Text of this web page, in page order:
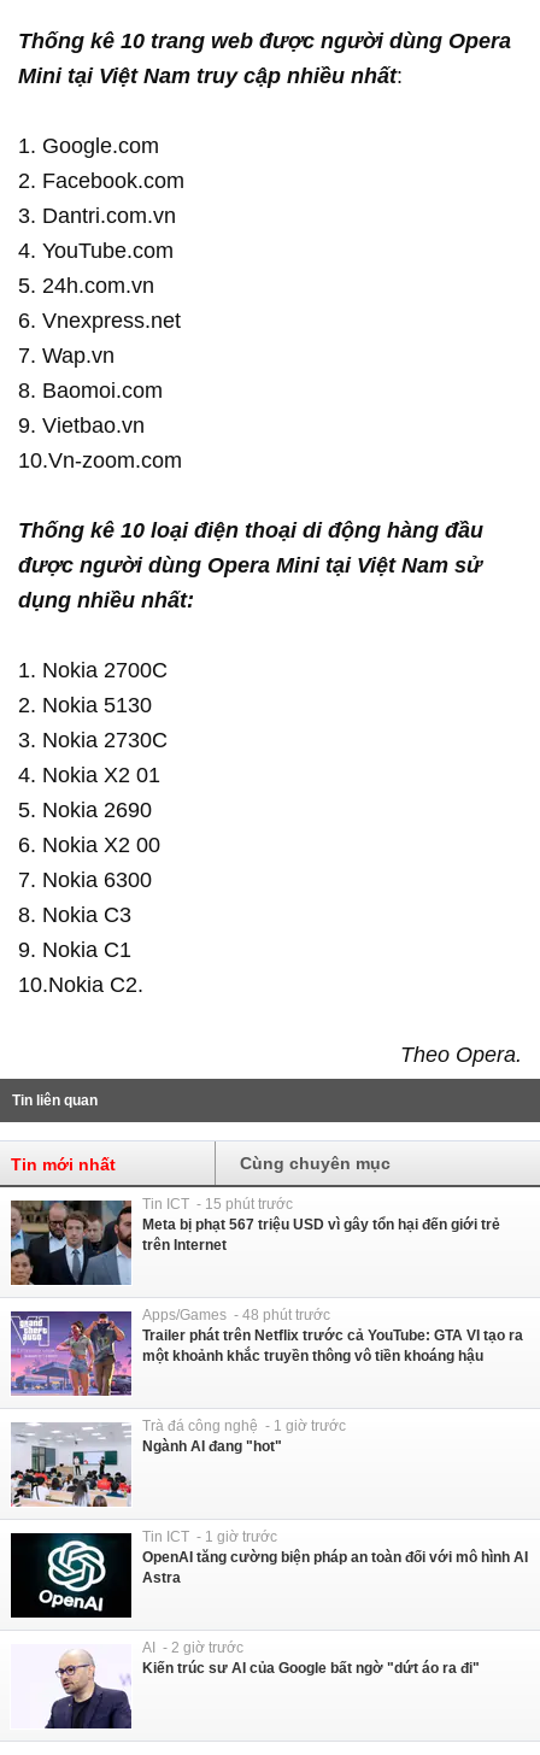
Thống kê 10 trang web được người dùng Opera
Mini tại Việt Nam truy cập nhiều nhất:
1. Google.com
2. Facebook.com
3. Dantri.com.vn
4. YouTube.com
5. 24h.com.vn
6. Vnexpress.net
7. Wap.vn
8. Baomoi.com
9. Vietbao.vn
10.Vn-zoom.com
Thống kê 10 loại điện thoại di động hàng đầu
được người dùng Opera Mini tại Việt Nam sử
dụng nhiều nhất:
1. Nokia 2700C
2. Nokia 5130
3. Nokia 2730C
4. Nokia X2 01
5. Nokia 2690
6. Nokia X2 00
7. Nokia 6300
8. Nokia C3
9. Nokia C1
10.Nokia C2.
Theo Opera.
Tin liên quan
Tin mới nhất Cùng chuyên mục
Tin ICT - 15 phút trước
Meta bị phạt 567 triệu USD vì gây tổn hại đến giới trẻ
trên Internet
Apps/Games - 48 phút trước
Trailer phát trên Netflix trước cả YouTube: GTA VI tạo ra
một khoảnh khắc truyền thông vô tiền khoáng hậu
Trà đá công nghệ - 1 giờ trước
Ngành AI đang "hot"
Tin ICT - 1 giờ trước
OpenAI tăng cường biện pháp an toàn đối với mô hình AI
Astra
AI - 2 giờ trước
Kiến trúc sư AI của Google bất ngờ "dứt áo ra đi"